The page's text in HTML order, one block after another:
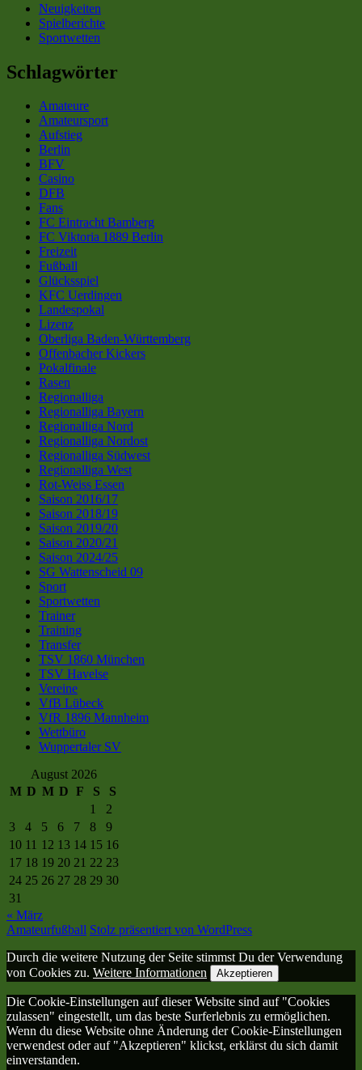
Neuigkeiten
Spielberichte
Sportwetten
Schlagwörter
Amateure
Amateursport
Aufstieg
Berlin
BFV
Casino
DFB
Fans
FC Eintracht Bamberg
FC Viktoria 1889 Berlin
Freizeit
Fußball
Glücksspiel
KFC Uerdingen
Landespokal
Lizenz
Oberliga Baden-Württemberg
Offenbacher Kickers
Pokalfinale
Rasen
Regionalliga
Regionalliga Bayern
Regionalliga Nord
Regionalliga Nordost
Regionalliga Südwest
Regionalliga West
Rot-Weiss Essen
Saison 2016/17
Saison 2018/19
Saison 2019/20
Saison 2020/21
Saison 2024/25
SG Wattenscheid 09
Sport
Sportwetten
Trainer
Training
Transfer
TSV 1860 München
TSV Havelse
Vereine
VfB Lübeck
VfR 1896 Mannheim
Wettbüro
Wuppertaler SV
August 2026
M D M D F S
S
1
2
3
4 5 6 7 8
9
10 11 12 13 14 15 16
17 18 19 20 21 22 23
24 25 26 27 28 29 30
31
« März
Amateurfußball Stolz präsentiert von WordPress
Durch die weitere Nutzung der Seite stimmst Du der Verwendung
von Cookies zu. Weitere Informationen Akzeptieren
Die Cookie-Einstellungen auf dieser Website sind auf "Cookies
zulassen" eingestellt, um das beste Surferlebnis zu ermöglichen.
Wenn du diese Website ohne Änderung der Cookie-Einstellungen
verwendest oder auf "Akzeptieren" klickst, erklärst du sich damit
einverstanden.